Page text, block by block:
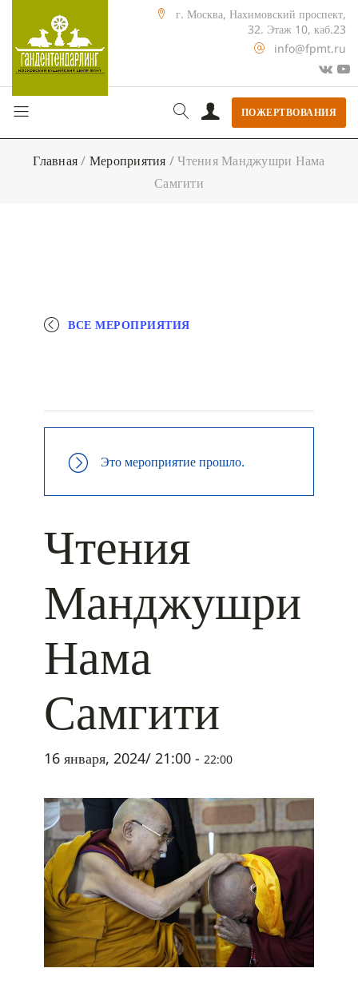
г. Москва, Нахимовский проспект,
32. Этаж 10, каб.23
info@fpmt.ru
ПОЖЕРТВОВАНИЯ
Главная/ Мероприятия /Чтения Манджушри Нама
Самгити
ВСЕ МЕРОПРИЯТИЯ
Это мероприятие прошло.
Чтения
Манджушри
Нама
Самгити
16 января, 2024/ 21:00 - 22:00